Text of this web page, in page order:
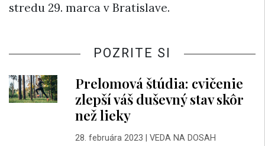
stredu 29. marca v Bratislave.
POZRITE SI
Prelomová štúdia: cvičenie
zlepší váš duševný stav skôr
než lieky
28. februára 2023 VEDA NA DOSAH